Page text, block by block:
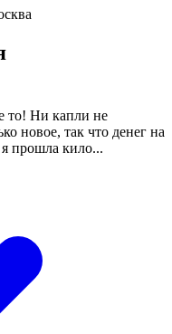
то! Ни капли не
новое, так что денег на
я прошла кило...